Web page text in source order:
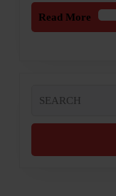
Read More
for: